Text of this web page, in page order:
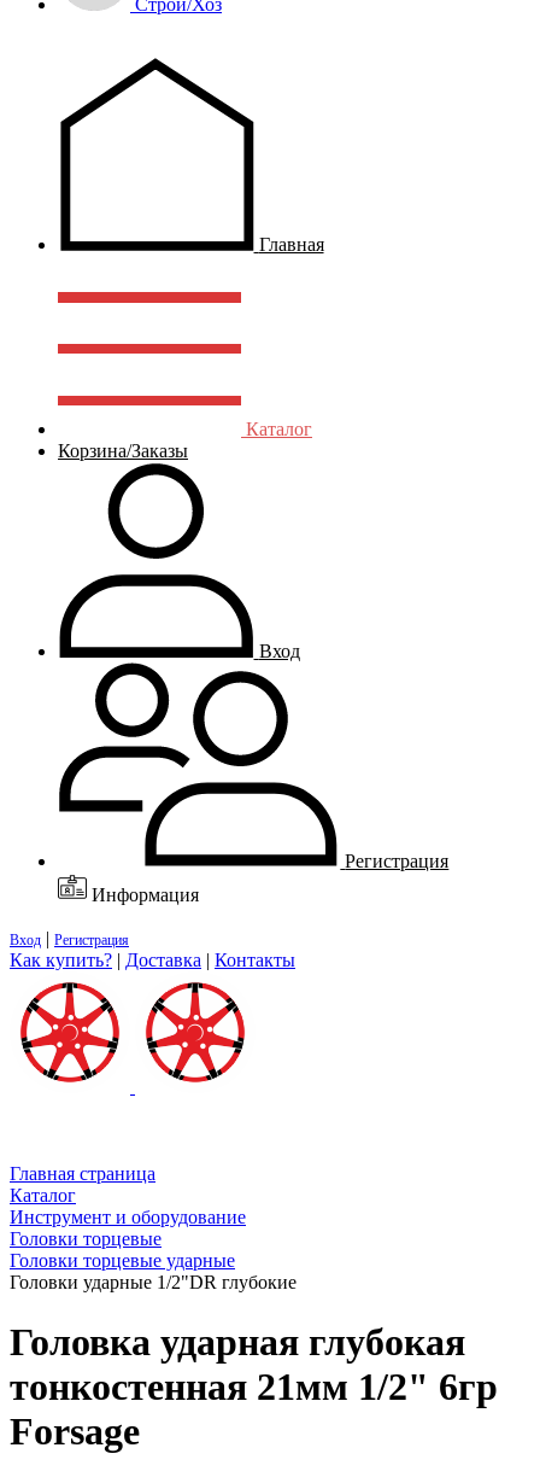
Строй/Хоз
Главная
Каталог
Корзина/Заказы
Вход
Регистрация
Информация
Вход | Регистрация
Как купить? | Доставка | Контакты
Главная страница
Каталог
Инструмент и оборудование
Головки торцевые
Головки торцевые ударные
Головки ударные 1/2"DR глубокие
Головка ударная глубокая
тонкостенная 21мм 1/2" 6гр
Forsage